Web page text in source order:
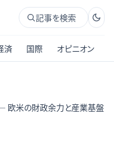
記事を検索
済 国際 オピニオン
欧米の財政余力と産業基盤